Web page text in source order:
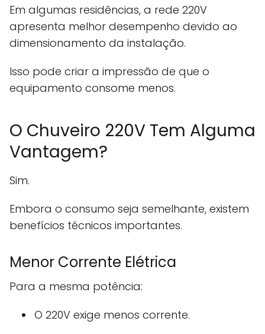
Em algumas residências, a rede 220V
apresenta melhor desempenho devido ao
dimensionamento da instalação.
Isso pode criar a impressão de que o
equipamento consome menos.
O Chuveiro 220V Tem Alguma
Vantagem?
Sim.
Embora o consumo seja semelhante, existem
benefícios técnicos importantes.
Menor Corrente Elétrica
Para a mesma potência:
O 220V exige menos corrente.